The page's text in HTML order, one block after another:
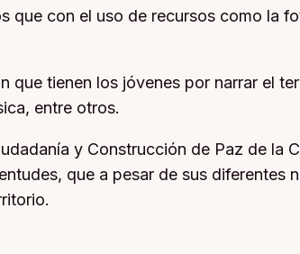
que con el uso de recursos como la
que tienen los jóvenes por narrar el
entre otros.
y Construcción de Paz de la
que a pesar de sus diferentes